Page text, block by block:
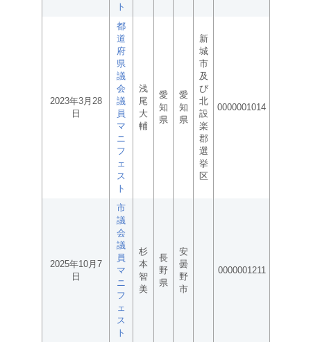
ト
2023年3月28
日
都
道
府
県
議
会
議
員
マ
ニ
フ
ェ
ス
ト
浅
尾
大
輔
愛
知
県
愛
知
県
新
城
市
及
び
北
設
楽
郡
選
挙
区
0000001014
2025年10月7
日
市
議
会
議
員
マ
ニ
フ
ェ
ス
ト
杉
本
智
美
長
野
県
安
曇
野
市
0000001211